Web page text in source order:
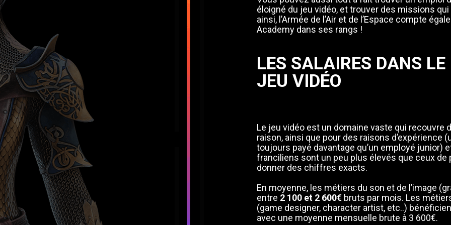
éloigné du jeu vidéo, et trouver des missions
ainsi, l’Armée de l’Air et de l’Espace compte
Academy dans ses rangs !
LES SALAIRES DANS
JEU VIDÉO
Le jeu vidéo est un domaine vaste qui recouvre
raison, ainsi que pour des raisons d’expérience
toujours payé davantage qu’un employé junior)
franciliens sont un peu plus élevés que ceux de
donner des chiffres exacts.
En moyenne, les métiers du son et de l’image
entre 2 100 et 2 600€ bruts par mois. Les
(game designer, character artist, etc..)
avec une moyenne mensuelle brute à 3 600€.